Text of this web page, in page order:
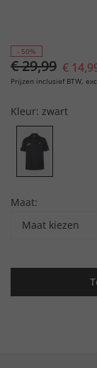
- 50%
€ 29,99 €
Prijzen inclusief BTW,
Kleur: zwart
Maat:
Maat kiezen